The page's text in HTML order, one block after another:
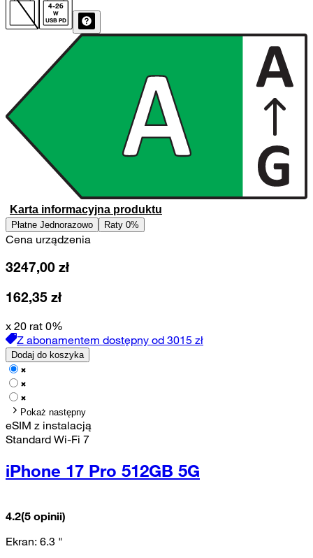
4-26
W
USB PD
Karta informacyjna produktu
Płatne Jednorazowo Raty 0%
Cena urządzenia
3247,00 zł
162,35 zł
x 20 rat 0%
Z abonamentem dostępny od 3015 zł
Dodaj do koszyka
Pokaż następny
eSIM z instalacją
Standard Wi-Fi 7
iPhone 17 Pro 512GB 5G
4.2(5 opinii)
Ekran: 6.3 "